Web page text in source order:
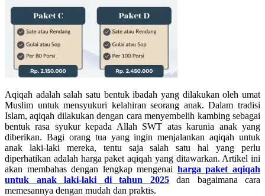
Aqiqah adalah salah satu bentuk ibadah yang dilakukan oleh umat
Muslim untuk mensyukuri kelahiran seorang anak. Dalam tradisi
Islam, aqiqah dilakukan dengan cara menyembelih kambing sebagai
bentuk rasa syukur kepada Allah SWT atas karunia anak yang
diberikan. Bagi orang tua yang ingin menjalankan aqiqah untuk
anak laki-laki mereka, tentu saja salah satu hal yang perlu
diperhatikan adalah harga paket aqiqah yang ditawarkan. Artikel ini
akan membahas dengan lengkap mengenai harga paket aqiqah
untuk anak laki-laki di tahun 2025dan bagaimana cara
memesannya dengan mudah dan praktis.